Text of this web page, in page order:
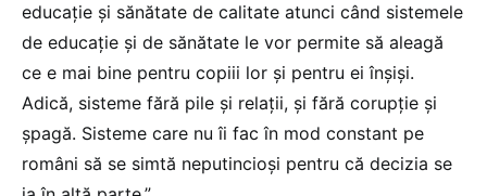
educație și sănătate de calitate atunci când sistemele
de educație și de sănătate le vor permite să aleagă
ce e mai bine pentru copiii lor și pentru ei înșiși.
Adică, sisteme fără pile și relații, și fără corupție și
șpagă. Sisteme care nu îi fac în mod constant pe
români să se simtă neputincioși pentru că decizia se